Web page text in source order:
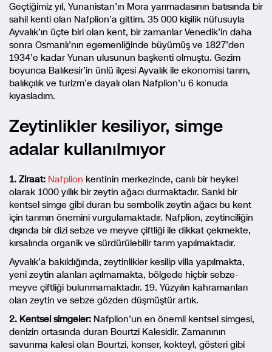
Geçtiğimiz yıl, Yunanistan’ın Mora yarımadasının batısında bir
sahil kenti olan Nafplion’a gittim. 35 000 kişilik nüfusuyla
Ayvalık’ın üçte biri olan kent, bir zamanlar Venedik’in daha
sonra Osmanlı’nın egemenliğinde büyümüş ve 1827’den
1934’e kadar Yunan ulusunun başkenti olmuştu. Gezim
boyunca Balıkesir’in ünlü ilçesi Ayvalık ile ekonomisi tarım,
balıkçılık ve turizm’e dayalı olan Nafplion’u 6 konuda
kıyasladım.
Zeytinlikler kesiliyor, simge
adalar kullanılmıyor
1. Ziraat: Nafplion kentinin merkezinde, canlı bir heykel
olarak 1000 yıllık bir zeytin ağacı durmaktadır. Sanki bir
kentsel simge gibi duran bu sembolik zeytin ağacı bu kent
için tarımın önemini vurgulamaktadır. Nafplion, zeytinciliğin
dışında bir dizi sebze ve meyve çiftliği ile dikkat çekmekte,
kırsalında organik ve sürdürülebilir tarım yapılmaktadır.
Ayvalık’a bakıldığında, zeytinlikler kesilip villa yapılmakta,
yeni zeytin alanları açılmamakta, bölgede hiçbir sebze-
meyve çiftliği bulunmamaktadır. 19. Yüzyılın kahramanları
olan zeytin ve sebze gözden düşmüştür artık.
2. Kentsel simgeler: Nafplion’un en önemli kentsel simgesi,
denizin ortasında duran Bourtzi Kalesidir. Zamanının
savunma kalesi olan Bourtzi, konser, kokteyl, gösteri gibi